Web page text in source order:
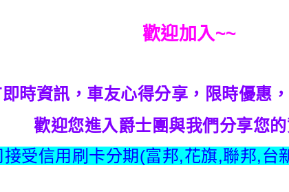
歡迎加入~~
時資訊，車友心得分享，限時優惠
歡迎您進入爵士團與我們分享您
接受信用刷卡分期(富邦,花旗,聯邦,台